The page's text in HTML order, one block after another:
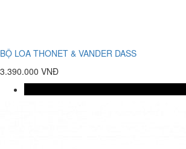
BỘ LOA THONET & VANDER DASS
3.390.000 VNĐ